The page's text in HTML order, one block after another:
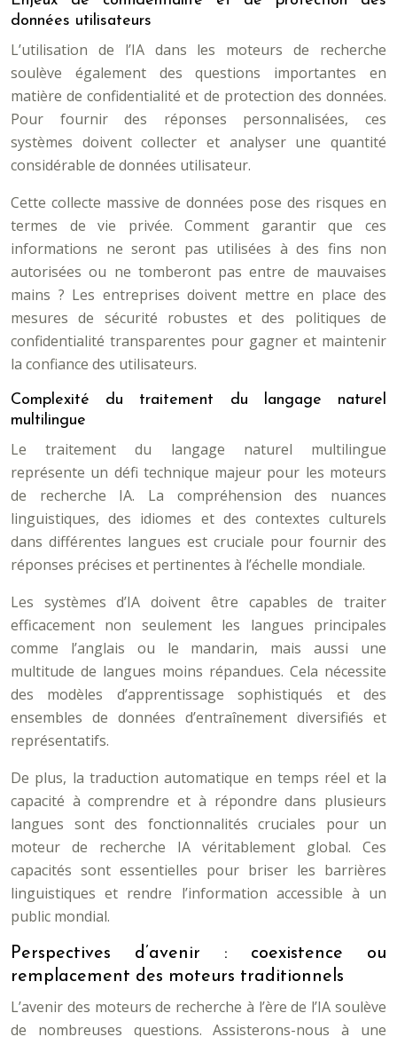
données utilisateurs
L’utilisation de l’IA dans les moteurs de recherche
soulève également des questions importantes en
matière de confidentialité et de protection des données.
Pour fournir des réponses personnalisées, ces
systèmes doivent collecter et analyser une quantité
considérable de données utilisateur.
Cette collecte massive de données pose des risques en
termes de vie privée. Comment garantir que ces
informations ne seront pas utilisées à des fins non
autorisées ou ne tomberont pas entre de mauvaises
mains ? Les entreprises doivent mettre en place des
mesures de sécurité robustes et des politiques de
confidentialité transparentes pour gagner et maintenir
la confiance des utilisateurs.
Complexité du traitement du langage naturel
multilingue
Le traitement du langage naturel multilingue
représente un défi technique majeur pour les moteurs
de recherche IA. La compréhension des nuances
linguistiques, des idiomes et des contextes culturels
dans différentes langues est cruciale pour fournir des
réponses précises et pertinentes à l’échelle mondiale.
Les systèmes d’IA doivent être capables de traiter
efficacement non seulement les langues principales
comme l’anglais ou le mandarin, mais aussi une
multitude de langues moins répandues. Cela nécessite
des modèles d’apprentissage sophistiqués et des
ensembles de données d’entraînement diversifiés et
représentatifs.
De plus, la traduction automatique en temps réel et la
capacité à comprendre et à répondre dans plusieurs
langues sont des fonctionnalités cruciales pour un
moteur de recherche IA véritablement global. Ces
capacités sont essentielles pour briser les barrières
linguistiques et rendre l’information accessible à un
public mondial.
Perspectives d’avenir : coexistence ou
remplacement des moteurs traditionnels
L’avenir des moteurs de recherche à l’ère de l’IA soulève
de nombreuses questions. Assisterons-nous à une